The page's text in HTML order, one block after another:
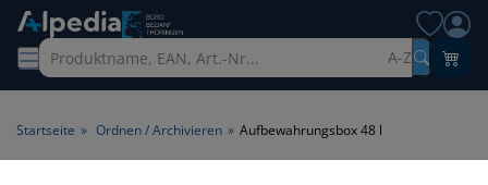
A-Z
Startseite » Ordnen / Archivieren » Aufbewahrungsbox 48 l